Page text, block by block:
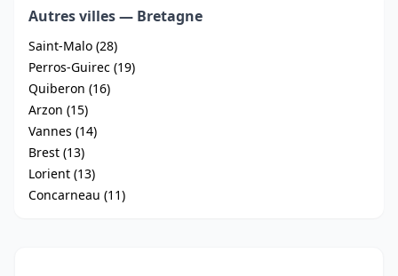
Autres villes — Bretagne
Saint-Malo (28)
Perros-Guirec (19)
Quiberon (16)
Arzon (15)
Vannes (14)
Brest (13)
Lorient (13)
Concarneau (11)